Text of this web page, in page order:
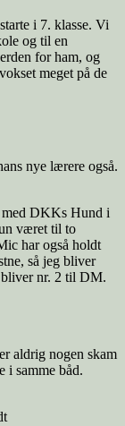
i 7. klasse. Vi
og til en
for ham, og
meget på de
nye lærere også.
DKKs Hund i
været til to
har også holdt
så jeg bliver
nr. 2 til DM.
aldrig nogen skam
i samme båd.